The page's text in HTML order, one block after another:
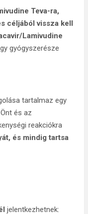
Teva-ra,
céljából vissza kell
Lamivudine
gyógyszerésze
tartalmaz egy
és az
reakciókra
és mindig tartsa
jelentkezhetnek: